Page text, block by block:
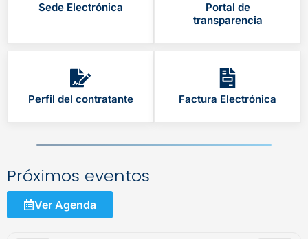
Sede Electrónica
Portal de
transparencia
Perfil del contratante Factura Electrónica
Próximos eventos
Ver Agenda